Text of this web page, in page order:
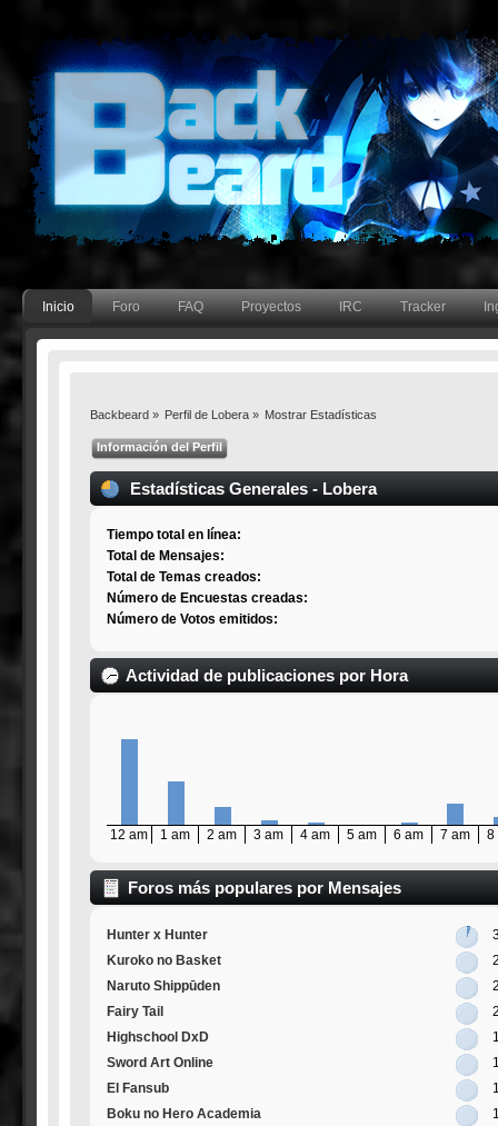
Inicio Foro FAQ Proyectos IRC Tracker
Backbeard» Perfil de Lobera» Mostrar Estadísticas
Información del Perfil
Estadísticas Generales - Lobera
Tiempo total en línea:
Total de Mensajes:
Total de Temas creados:
Número de Encuestas creadas:
Número de Votos emitidos:
Actividad de publicaciones por Hora
12 am 1 am 2 am 3 am 4 am 5 am 6 am 7 am 8
Foros más populares por Mensajes
Hunter x Hunter
Kuroko no Basket
Naruto Shippūden
Fairy Tail
Highschool DxD
Sword Art Online
El Fansub
Boku no Hero Academia